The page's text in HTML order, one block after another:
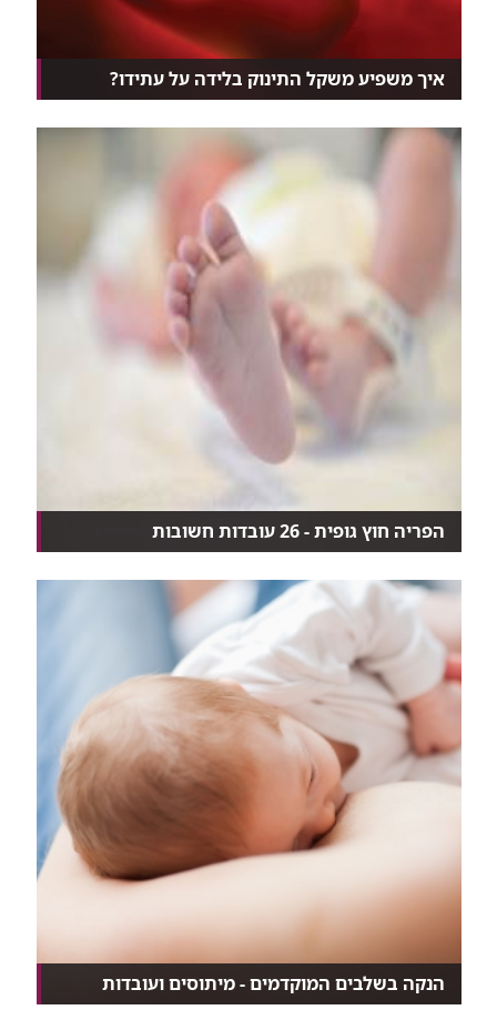
איך משפיע משקל התינוק בלידה על עתידו?
יותר ויותר מחקרים מוכיחים שלמשקל האם בתקופת
ההיריו...
הפריה חוץ גופית - 26 עובדות חשובות
​הן מגיעות למרפאת ה-IVF בקריה הרפואית רמב"ם,
נרגשו...
הנקה בשלבים המוקדמים - מיתוסים ועובדות